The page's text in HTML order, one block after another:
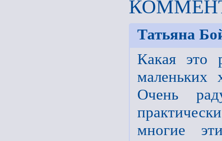
Татьяна
Какая это
маленьких
Очень
многие